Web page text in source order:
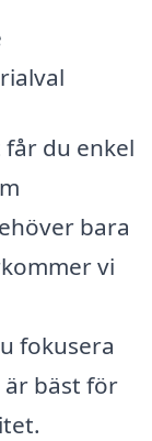
du enkel
bara
vi
fokusera
bäst för